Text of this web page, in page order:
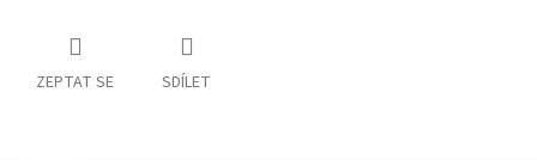
ZEPTAT SE SDÍLET